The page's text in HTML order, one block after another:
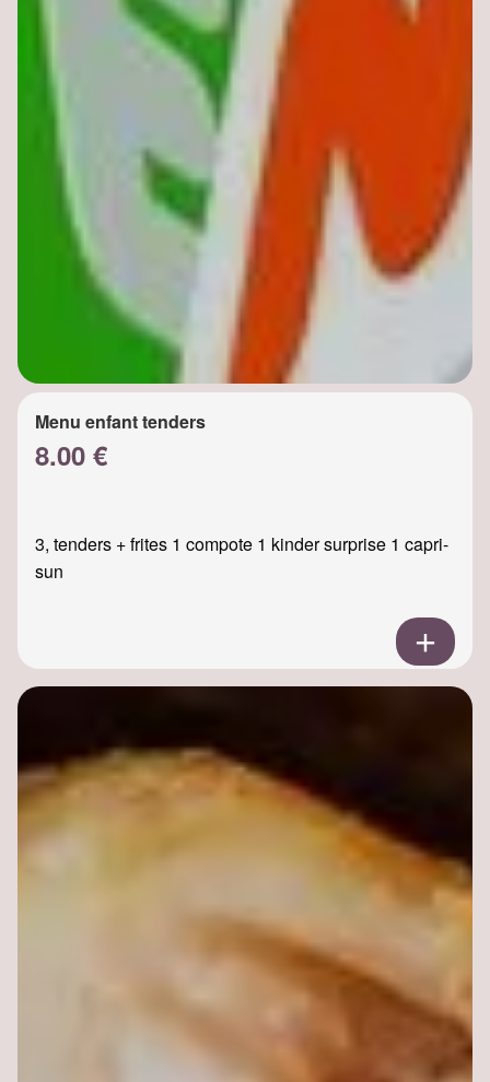
Menu enfant tenders
8.00 €
3, tenders + frites 1 compote 1 kinder surprise 1 capri-
sun